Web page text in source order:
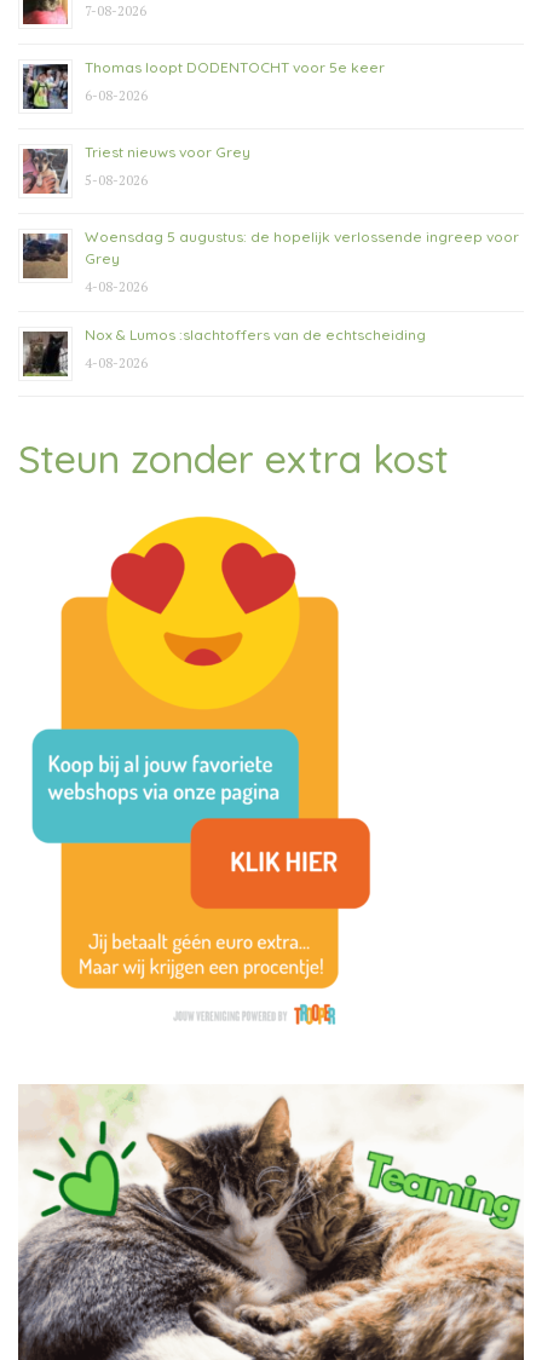
7-08-2026
Thomas loopt DODENTOCHT voor 5e keer
6-08-2026
Triest nieuws voor Grey
5-08-2026
Woensdag 5 augustus: de hopelijk verlossende ingreep voor
Grey
4-08-2026
Nox & Lumos :slachtoffers van de echtscheiding
4-08-2026
Steun zonder extra kost